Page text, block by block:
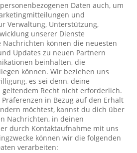
Daten auch, um
und
Verwaltung, Unterstützung,
unserer Dienste
Nachrichten können die neuesten
Updates zu neuen Partnern
beinhalten, die
können. Wir beziehen uns
es sei denn, deine
Recht nicht erforderlich.
in Bezug auf den Erhalt
möchtest, kannst du dich über
Nachrichten, in deinen
durch Kontaktaufnahme mit uns
können wir die folgenden
verarbeiten: